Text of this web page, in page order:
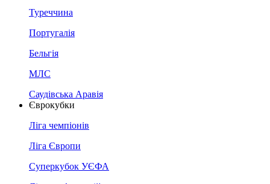
Туреччина
Португалія
Бельгія
МЛС
Саудівська Аравія
Єврокубки
Ліга чемпіонів
Ліга Європи
Суперкубок УЄФА